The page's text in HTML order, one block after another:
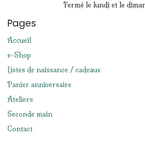
Fermé le lundi et le
Pages
Accueil
e-Shop
Listes de naissance / cadeaux
Panier anniversaire
Ateliers
Seconde main
Contact